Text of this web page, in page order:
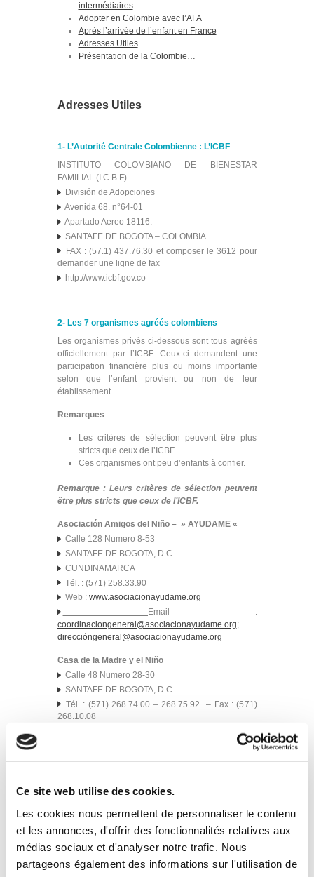
Ce site web utilise des cookies.
Les cookies nous permettent de personnaliser le contenu
et les annonces, d'offrir des fonctionnalités relatives aux
médias sociaux et d'analyser notre trafic. Nous
partageons également des informations sur l'utilisation de
intermédiaires
Adopter en Colombie avec l’AFA
Après l’arrivée de l’enfant en France
Adresses Utiles
Présentation de la Colombie…
Adresses Utiles
1- L’Autorité Centrale Colombienne : L’ICBF
INSTITUTO COLOMBIANO DE BIENESTAR
FAMILIAL (I.C.B.F)
División de Adopciones
Avenida 68. n°64-01
Apartado Aereo 18116.
SANTAFE DE BOGOTA – COLOMBIA
FAX : (57.1) 437.76.30 et composer le 3612 pour
demander une ligne de fax
http://www.icbf.gov.co
2- Les 7 organismes agréés colombiens
Les organismes privés ci-dessous sont tous agréés
officiellement par l’ICBF. Ceux-ci demandent une
participation financière plus ou moins importante
selon que l’enfant provient ou non de leur
établissement.
Remarques :
Les critères de sélection peuvent être plus
stricts que ceux de l’ICBF.
Ces organismes ont peu d’enfants à confier.
Remarque : Leurs critères de sélection peuvent
être plus stricts que ceux de l’ICBF.
Asociación Amigos del Niño – » AYUDAME «
Calle 128 Numero 8-53
SANTAFE DE BOGOTA, D.C.
CUNDINAMARCA
Tél. : (571) 258.33.90
Web : www.asociacionayudame.org
Email :
coordinaciongeneral@asociacionayudame.org;
direccióngeneral@asociacionayudame.org
Casa de la Madre y el Niño
Calle 48 Numero 28-30
SANTAFE DE BOGOTA, D.C.
Tél. : (571) 268.74.00 – 268.75.92 – Fax : (571)
268.10.08
SANTAFE DE BOGOTA, D.C.
CUNDINAMARCA
Tél. : (571) 681.35.99/681.49.40 Fax : (571)
684.74.04
Web:www.cran.org.co